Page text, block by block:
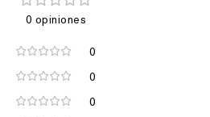
0 opiniones
0
0
0